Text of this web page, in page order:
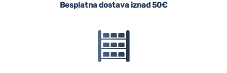
Besplatna dostava iznad 50€